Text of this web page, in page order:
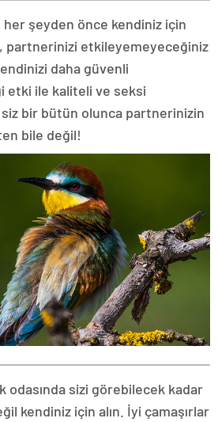
her şeyden önce kendiniz için
partnerinizi etkileyemeyeceğiniz
daha güvenli
etki ile kaliteli ve seksi
siz bir bütün olunca partnerinizin
bile değil!
odasında sizi görebilecek kadar
kendiniz için alın. İyi çamaşırlar